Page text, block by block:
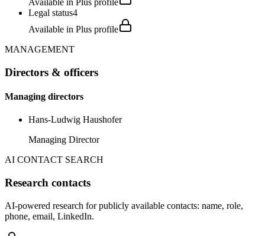
Legal status4
Available in Plus profile
MANAGEMENT
Directors & officers
Managing directors
Hans-Ludwig Haushofer
Managing Director
AI CONTACT SEARCH
Research contacts
AI-powered research for publicly available contacts: name, role,
phone, email, LinkedIn.